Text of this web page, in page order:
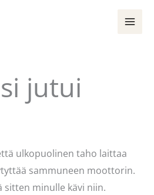
jutui
ulkopuolinen taho laittaa
sammuneen moottorin.
sitten minulle kävi niin.